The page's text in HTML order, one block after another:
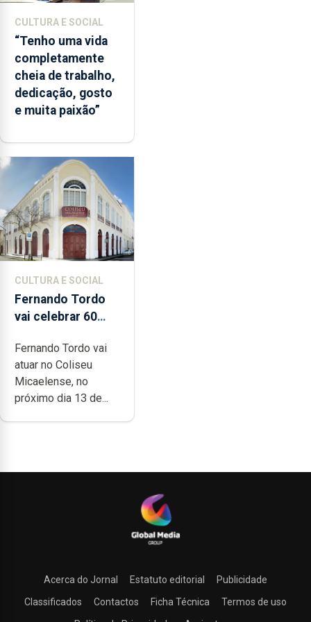
CULTURA E SOCIAL
“Tenho uma vida
completamente
cheia de trabalho,
dedicação, gosto
e muita paixão”
CULTURA E SOCIAL
Fernando Tordo
vai celebrar 60
no Coliseu
Micaelense
Fernando Tordo vai
atuar no Coliseu
Micaelense, no
próximo dia 13 de...
Acerca do Jornal Estatuto editorial
Publicidade
Classificados
Contactos Ficha Técnica
Termos de uso